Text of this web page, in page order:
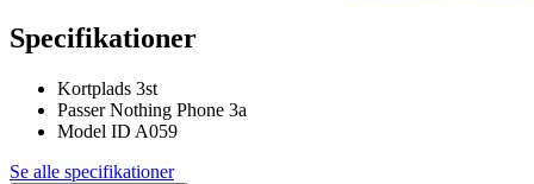
Specifikationer
Kortplads 3st
Passer Nothing Phone 3a
Model ID A059
Se alle specifikationer